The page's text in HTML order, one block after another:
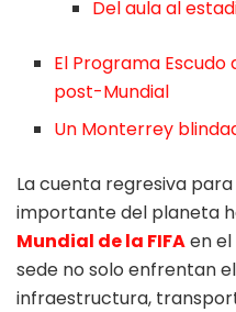
Del aula al
El Programa
post-Mundial
Un Monterrey
La cuenta regresiva
importante del planeta
Mundial de la FIFAen
sede no solo enfrentan
infraestructura,